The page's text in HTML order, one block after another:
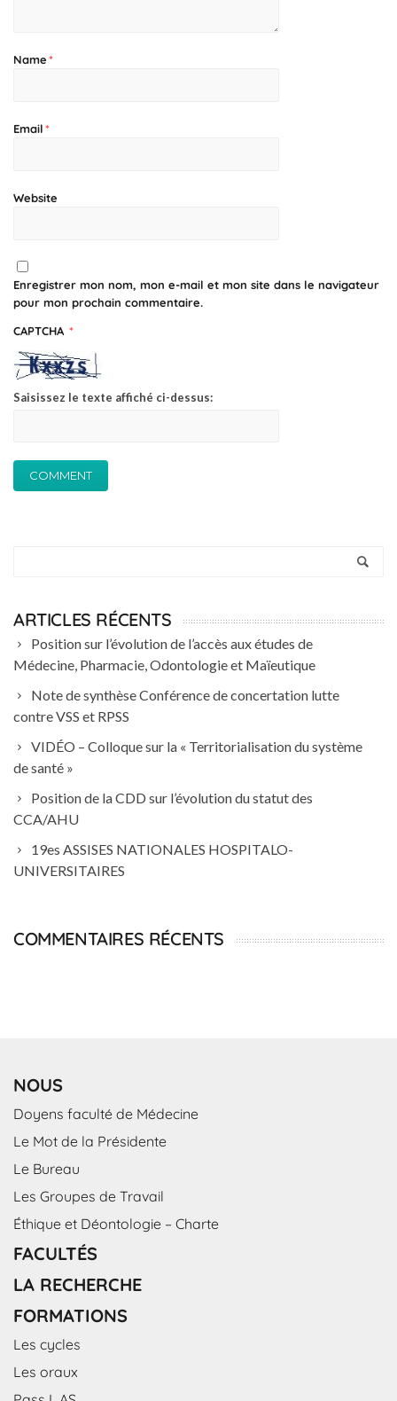
Name*
Email*
Website
Enregistrer mon nom, mon e-mail et mon site dans le navigateur
pour mon prochain commentaire.
CAPTCHA *
Saisissez le texte affiché ci-dessus:
ARTICLES RÉCENTS
Position sur l’évolution de l’accès aux études de
Médecine, Pharmacie, Odontologie et Maïeutique
Note de synthèse Conférence de concertation lutte
contre VSS et RPSS
VIDÉO – Colloque sur la « Territorialisation du système
de santé »
Position de la CDD sur l’évolution du statut des
CCA/AHU
19es ASSISES NATIONALES HOSPITALO-
UNIVERSITAIRES
COMMENTAIRES RÉCENTS
NOUS
Doyens faculté de Médecine
Le Mot de la Présidente
Le Bureau
Les Groupes de Travail
Éthique et Déontologie – Charte
FACULTÉS
LA RECHERCHE
FORMATIONS
Les cycles
Les oraux